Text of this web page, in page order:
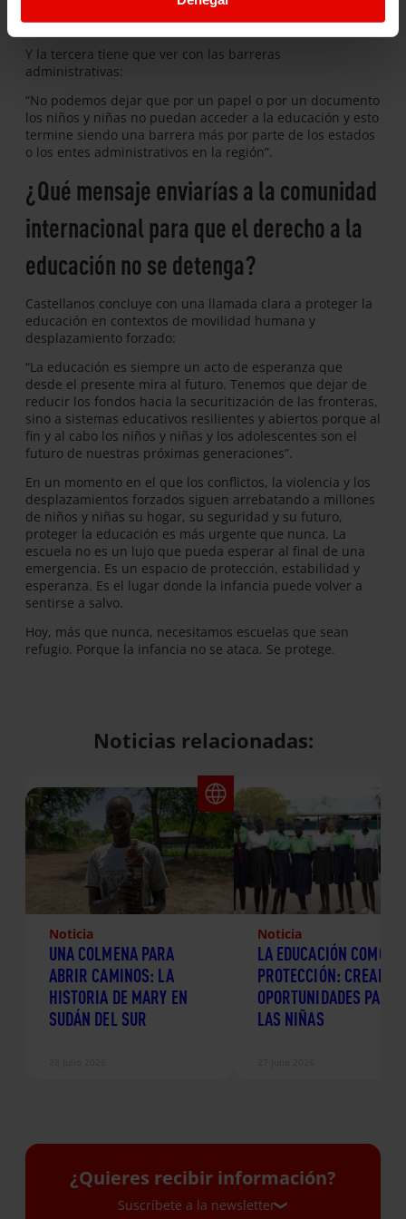
necesitamos un acompañamiento que los permita
reintegrarse nuevamente dentro de su proyecto de vida”.
Y la tercera tiene que ver con las barreras
administrativas:
“No podemos dejar que por un papel o por un documento
los niños y niñas no puedan acceder a la educación y esto
termine siendo una barrera más por parte de los estados
o los entes administrativos en la región”.
¿Qué mensaje enviarías a la comunidad
internacional para que el derecho a la
educación no se detenga?
Castellanos concluye con una llamada clara a proteger la
educación en contextos de movilidad humana y
desplazamiento forzado:
“La educación es siempre un acto de esperanza que
desde el presente mira al futuro. Tenemos que dejar de
reducir los fondos hacia la securitización de las fronteras,
sino a sistemas educativos resilientes y abiertos porque al
fin y al cabo los niños y niñas y los adolescentes son el
futuro de nuestras próximas generaciones”.
En un momento en el que los conflictos, la violencia y los
desplazamientos forzados siguen arrebatando a millones
de niños y niñas su hogar, su seguridad y su futuro,
proteger la educación es más urgente que nunca. La
escuela no es un lujo que pueda esperar al final de una
emergencia. Es un espacio de protección, estabilidad y
esperanza. Es el lugar donde la infancia puede volver a
sentirse a salvo.
Hoy, más que nunca, necesitamos escuelas que sean
refugio. Porque la infancia no se ataca. Se protege.
Noticias relacionadas:
Noticia
UNA COLMENA PARA
ABRIR CAMINOS: LA
HISTORIA DE MARY EN
SUDÁN DEL SUR
Noticia
LA EDUCACIÓN COMO
PROTECCIÓN: CREANDO
OPORTUNIDADES PARA
LAS NIÑAS
¿Quieres recibir información?
Suscríbete a la newsletter